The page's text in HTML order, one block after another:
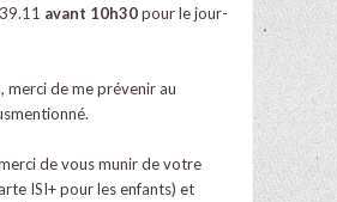
avant 10h30pour le jour-
, merci de me prévenir au
de vous munir de votre
ISI+ pour les enfants) et